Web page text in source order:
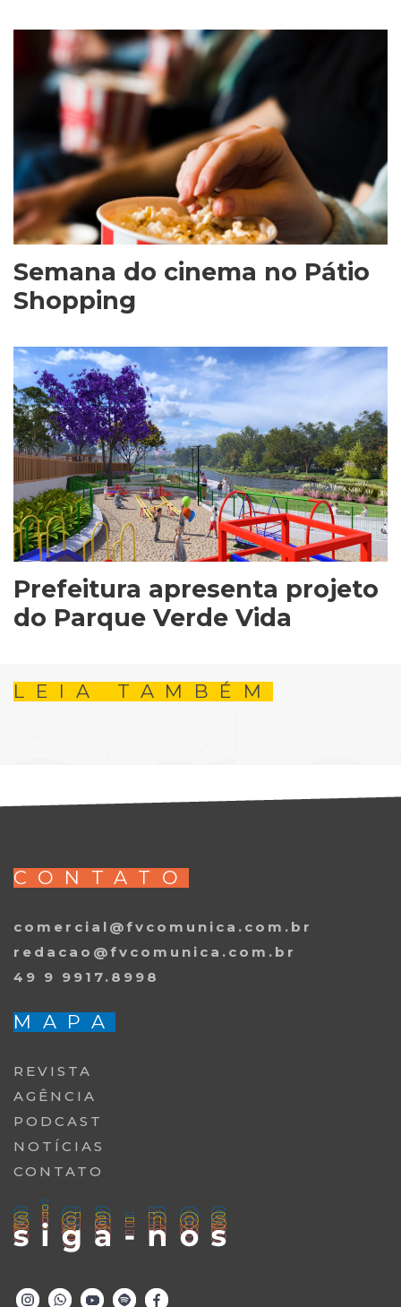
Semana do cinema no Pátio
Shopping
Prefeitura apresenta projeto
do Parque Verde Vida
LEIA TAMBÉM
CONTATO
comercial@fvcomunica.com.br
redacao@fvcomunica.com.br
49 9 9917.8998
MAPA
REVISTA
AGÊNCIA
PODCAST
NOTÍCIAS
CONTATO